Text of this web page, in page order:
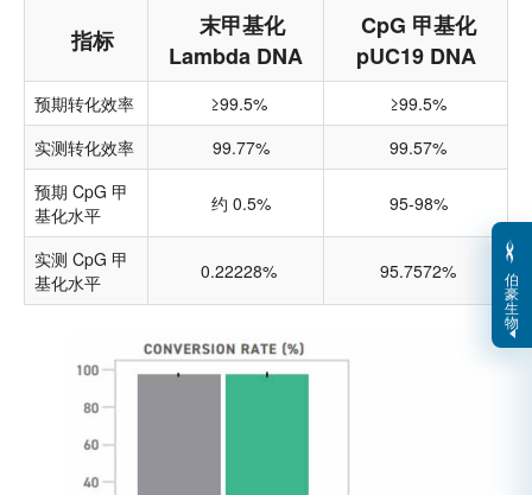
指标
末甲基化
Lambda DNA
CpG 甲基化
pUC19 DNA
预期转化效率 ≥99.5%
≥99.5%
实测转化效率
99.77%
99.57%
预期 CpG 甲
基化水平
约 0.5% 95-98%
实测 CpG 甲
基化水平
0.22228% 95.7572% 伯
豪
生
物